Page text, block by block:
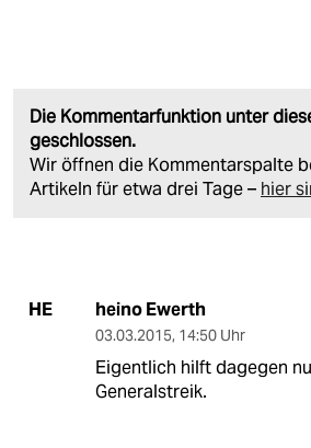
Die Kommentarfunktion unter
geschlossen.
Wir öffnen die Kommentarspalte
Artikeln für etwa drei Tage – hier
HE heino Ewerth
03.03.2015, 14:50 Uhr
Eigentlich hilft dagegen
Generalstreik.